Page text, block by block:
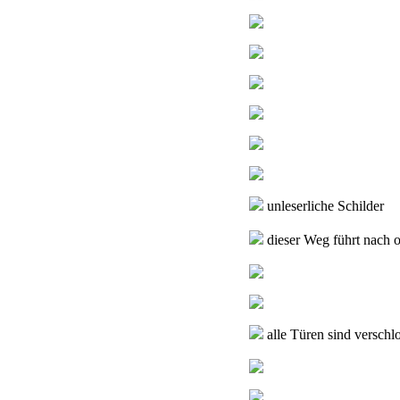
unleserliche Schilder
dieser Weg führt nach
alle Türen sind